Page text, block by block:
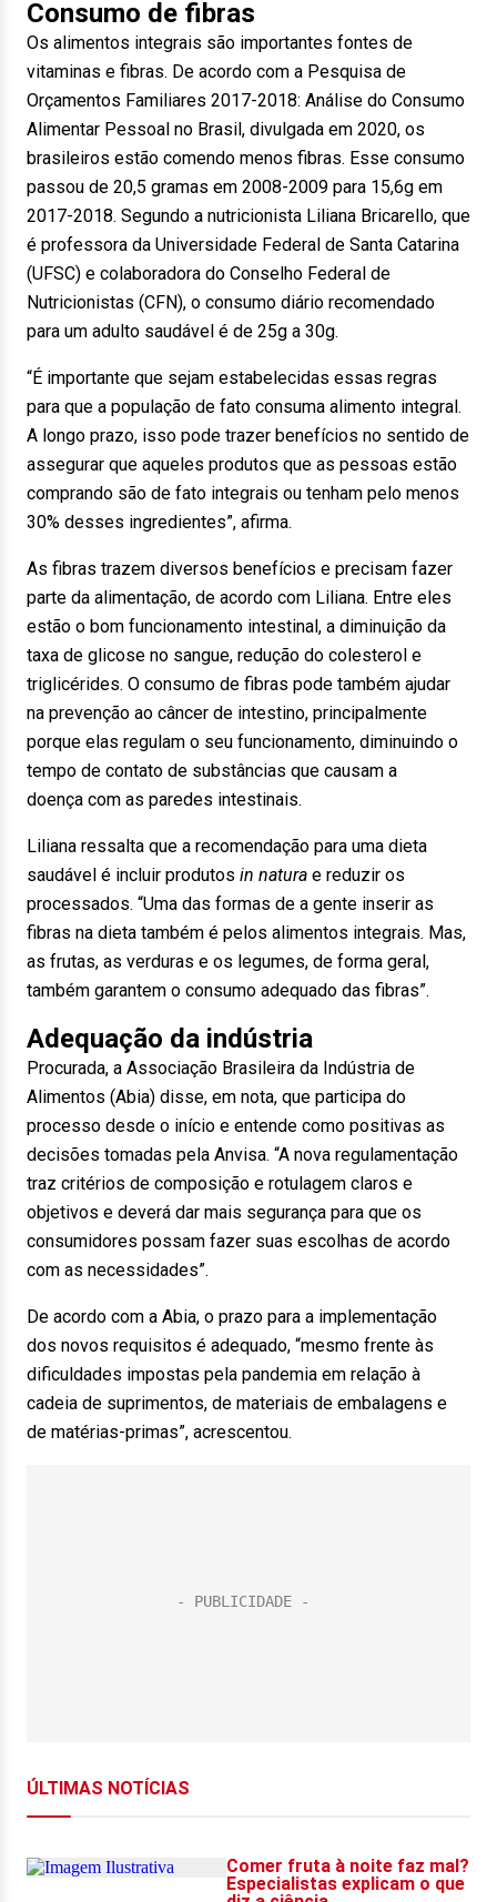
Consumo de fibras
Os alimentos integrais são importantes fontes de
vitaminas e fibras. De acordo com a Pesquisa de
Orçamentos Familiares 2017-2018: Análise do Consumo
Alimentar Pessoal no Brasil, divulgada em 2020, os
brasileiros estão comendo menos fibras. Esse consumo
passou de 20,5 gramas em 2008-2009 para 15,6g em
2017-2018. Segundo a nutricionista Liliana Bricarello, que
é professora da Universidade Federal de Santa Catarina
(UFSC) e colaboradora do Conselho Federal de
Nutricionistas (CFN), o consumo diário recomendado
para um adulto saudável é de 25g a 30g.
“É importante que sejam estabelecidas essas regras
para que a população de fato consuma alimento integral.
A longo prazo, isso pode trazer benefícios no sentido de
assegurar que aqueles produtos que as pessoas estão
comprando são de fato integrais ou tenham pelo menos
30% desses ingredientes”, afirma.
As fibras trazem diversos benefícios e precisam fazer
parte da alimentação, de acordo com Liliana. Entre eles
estão o bom funcionamento intestinal, a diminuição da
taxa de glicose no sangue, redução do colesterol e
triglicérides. O consumo de fibras pode também ajudar
na prevenção ao câncer de intestino, principalmente
porque elas regulam o seu funcionamento, diminuindo o
tempo de contato de substâncias que causam a
doença com as paredes intestinais.
Liliana ressalta que a recomendação para uma dieta
saudável é incluir produtos in natura e reduzir os
processados. “Uma das formas de a gente inserir as
fibras na dieta também é pelos alimentos integrais. Mas,
as frutas, as verduras e os legumes, de forma geral,
também garantem o consumo adequado das fibras”.
Adequação da indústria
Procurada, a Associação Brasileira da Indústria de
Alimentos (Abia) disse, em nota, que participa do
processo desde o início e entende como positivas as
decisões tomadas pela Anvisa. “A nova regulamentação
traz critérios de composição e rotulagem claros e
objetivos e deverá dar mais segurança para que os
consumidores possam fazer suas escolhas de acordo
com as necessidades”.
De acordo com a Abia, o prazo para a implementação
dos novos requisitos é adequado, “mesmo frente às
dificuldades impostas pela pandemia em relação à
cadeia de suprimentos, de materiais de embalagens e
de matérias-primas”, acrescentou.